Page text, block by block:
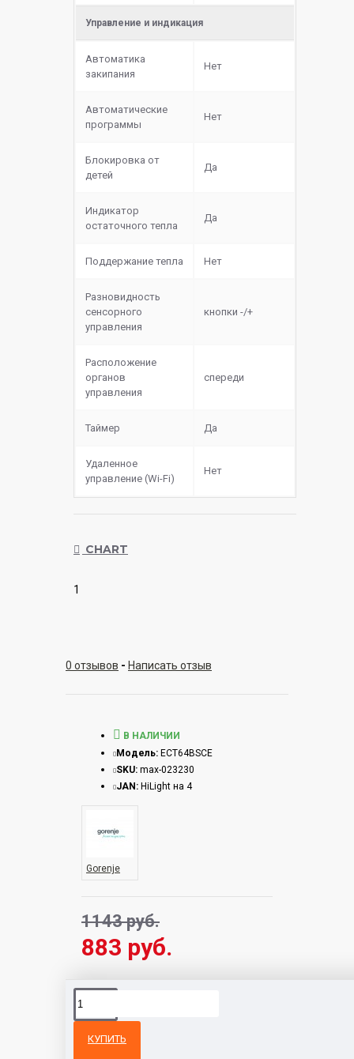
Управление и индикация
Автоматика
закипания
Нет
Автоматические
программы
Нет
Блокировка от
детей
Да
Индикатор
остаточного тепла
Да
Поддержание тепла Нет
Разновидность
сенсорного
управления
кнопки -/+
Расположение
органов
управления
спереди
Таймер Да
Удаленное
управление (Wi-Fi)
Нет
CHART
1
0 отзывов - Написать отзыв
1143 руб.
883 руб.
В НАЛИЧИИ
Модель: ECT64BSCE
SKU: max-023230
JAN: HiLight на 4
Gorenje
КУПИТЬ